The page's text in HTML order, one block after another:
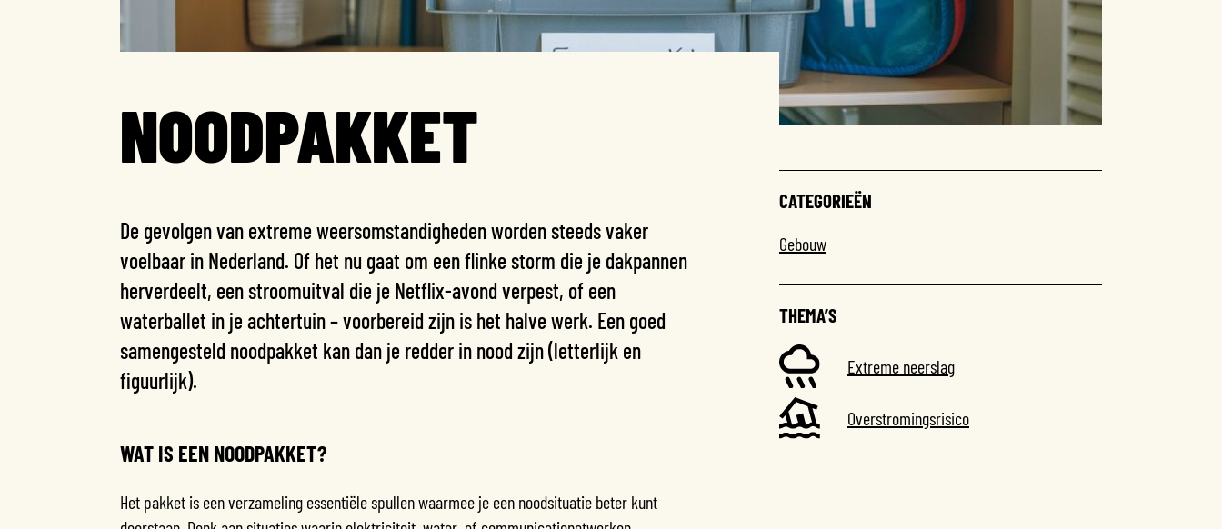
NOODPAKKET
De gevolgen van extreme weersomstandigheden worden steeds vaker
voelbaar in Nederland. Of het nu gaat om een flinke storm die je dakpannen
herverdeelt, een stroomuitval die je Netflix-avond verpest, of een
waterballet in je achtertuin – voorbereid zijn is het halve werk. Een goed
samengesteld noodpakket kan dan je redder in nood zijn (letterlijk en
figuurlijk).
WAT IS EEN NOODPAKKET?
Het pakket is een verzameling essentiële spullen waarmee je een noodsituatie beter kunt
CATEGORIEËN
Gebouw
THEMA’S
Extreme neerslag
Overstromingsrisico